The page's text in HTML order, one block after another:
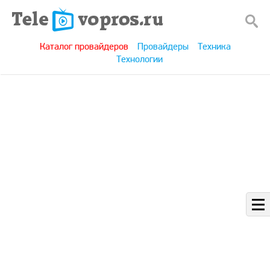
Каталог провайдеров Провайдеры
Техника
Технологии